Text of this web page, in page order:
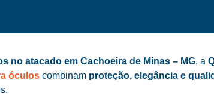
no atacado em Cachoeira de Minas – MG, a
óculos combinam proteção, elegância e